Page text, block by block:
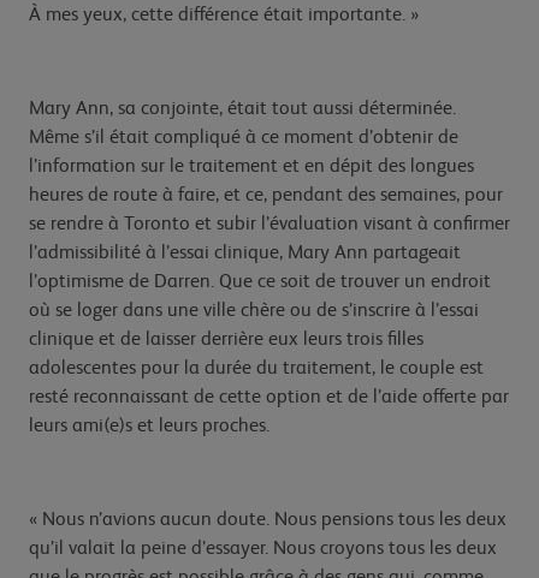
À mes yeux, cette différence était importante. »
Mary Ann, sa conjointe, était tout aussi déterminée.
Même s’il était compliqué à ce moment d’obtenir de
l’information sur le traitement et en dépit des longues
heures de route à faire, et ce, pendant des semaines, pour
se rendre à Toronto et subir l’évaluation visant à confirmer
l’admissibilité à l’essai clinique, Mary Ann partageait
l’optimisme de Darren. Que ce soit de trouver un endroit
où se loger dans une ville chère ou de s’inscrire à l’essai
clinique et de laisser derrière eux leurs trois filles
adolescentes pour la durée du traitement, le couple est
resté reconnaissant de cette option et de l’aide offerte par
leurs ami(e)s et leurs proches.
« Nous n’avions aucun doute. Nous pensions tous les deux
qu’il valait la peine d’essayer. Nous croyons tous les deux